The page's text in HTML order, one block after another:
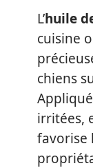
L’huile
cuisine
chiens
irritées,
favorise